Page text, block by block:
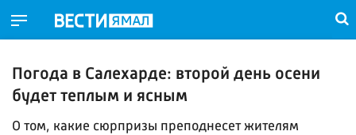
Погода в Салехарде: второй день осени
будет теплым и ясным
О том, какие сюрпризы преподнесет жителям